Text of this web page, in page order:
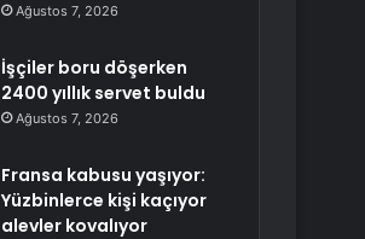
Ağustos 7, 2026
İşçiler boru döşerken
2400 yıllık servet buldu
Ağustos 7, 2026
Fransa kabusu yaşıyor:
Yüzbinlerce kişi kaçıyor
alevler kovalıyor